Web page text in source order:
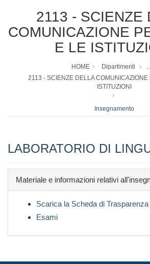
2113 - SCIENZE
COMUNICAZIONE
E LE
HOME Dipartimenti
2113 - SCIENZE DELLA COMUNICAZIONE
ISTITUZIONI
Insegnamento
LABORATORIO DI
Materiale e informazioni relativi
Scarica la Scheda di
Esami